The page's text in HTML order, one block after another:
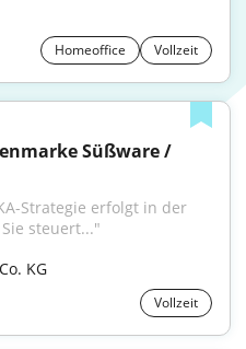
Homeoffice Vollzeit
Süßware /
steuert..."
KG
Vollzeit